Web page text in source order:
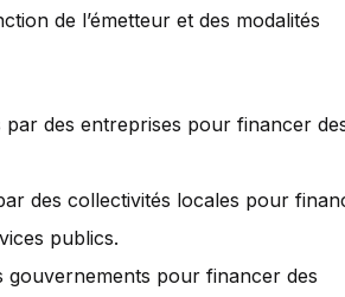
de l’émetteur et des modalités
par des entreprises pour financer
des collectivités locales pour
publics.
gouvernements pour financer des